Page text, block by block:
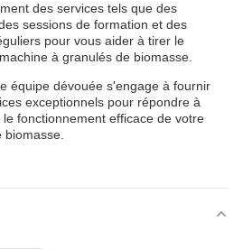
des services tels que des
sessions de formation et des
pour vous aider à tirer le
à granulés de biomasse.
équipe dévouée s'engage à fournir
exceptionnels pour répondre à
fonctionnement efficace de votre